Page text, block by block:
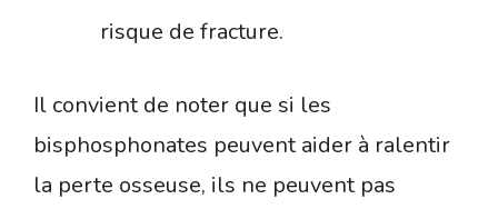
risque de fracture.
Il convient de noter que si les
bisphosphonates peuvent aider à ralentir
la perte osseuse, ils ne peuvent pas